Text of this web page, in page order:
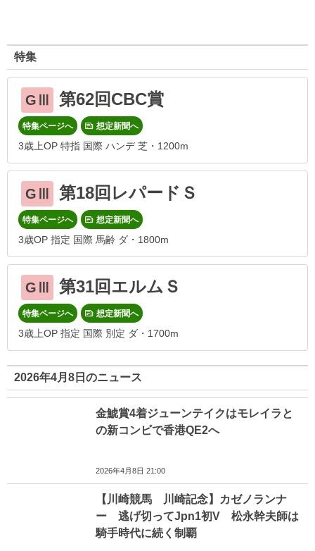
特集
GⅢ 第62回CBC賞
特集ページへ 想定新聞へ
3歳上OP 特指 国際 ハンデ 芝・1200m
GⅢ 第18回レパードＳ
特集ページへ 想定新聞へ
3歳OP 指定 国際 馬齢 ダ・1800m
GⅢ 第31回エルムＳ
特集ページへ 想定新聞へ
3歳上OP 指定 国際 別定 ダ・1700m
2026年4月8日のニュース
金鯱賞4着ジューンテイクはモレイラと
の新コンビで香港QE2へ
2026年4月8日 21:00
【川崎競馬 川崎記念】カゼノランナ
ー 逃げ切ってJpn1初V 松永幹夫師は
騎手時代に続く制覇